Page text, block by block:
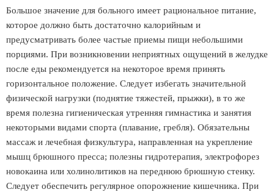
Большое значение для больного имеет рациональное питание,
которое должно быть достаточно калорийным и
предусматривать более частые приемы пищи небольшими
порциями. При возникновении неприятных ощущений в желудке
после еды рекомендуется на некоторое время принять
горизонтальное положение. Следует избегать значительной
физической нагрузки (поднятие тяжестей, прыжки), в то же
время полезна гигиеническая утренняя гимнастика и занятия
некоторыми видами спорта (плавание, гребля). Обязательны
массаж и лечебная физкультура, направленная на укрепление
мышц брюшного пресса; полезны гидротерапия, электрофорез
новокаина или холинолитиков на переднюю брюшную стенку.
Следует обеспечить регулярное опорожнение кишечника. При